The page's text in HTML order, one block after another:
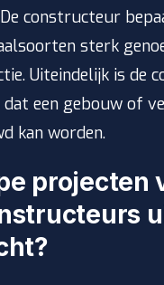
constructeur
sterk
Uiteindelijk is de
een gebouw of
kan worden.
projecten